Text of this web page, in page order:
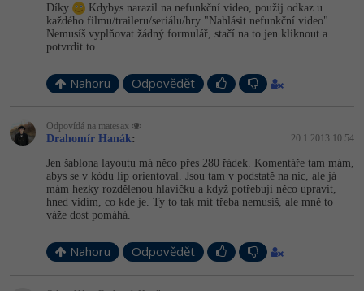
Díky
Kdybys narazil na nefunkční video, použij odkaz u
každého filmu/traileru/se­riálu/hry "Nahlásit nefunkční video"
Nemusíš vyplňovat žádný formulář, stačí na to jen kliknout a
potvrdit to.
Nahoru Odpovědět
Odpovídá na matesax
Drahomír Hanák: 20.1.2013 10:54
Jen šablona layoutu má něco přes 280 řádek. Komentáře tam mám,
abys se v kódu líp orientoval. Jsou tam v podstatě na nic, ale já
mám hezky rozdělenou hlavičku a když potřebuji něco upravit,
hned vidím, co kde je. Ty to tak mít třeba nemusíš, ale mně to
váže dost pomáhá.
Nahoru Odpovědět